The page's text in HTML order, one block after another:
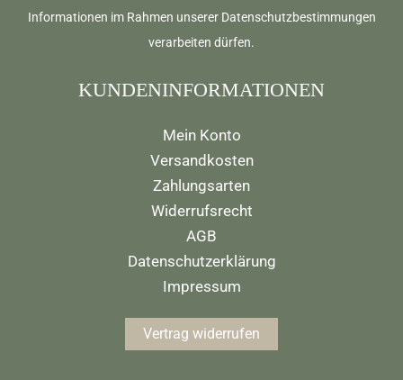
Informationen im Rahmen unserer Datenschutzbestimmungen
verarbeiten dürfen.
KUNDENINFORMATIONEN
Mein Konto
Versandkosten
Zahlungsarten
Widerrufsrecht
AGB
Datenschutzerklärung
Impressum
Vertrag widerrufen